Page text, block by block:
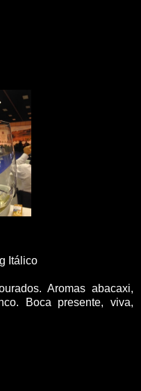
Itálico
Aromas abacaxi,
Boca presente, viva,